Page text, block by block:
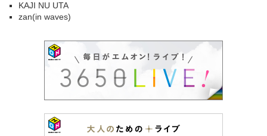
KAJI NU UTA
zan(in waves)